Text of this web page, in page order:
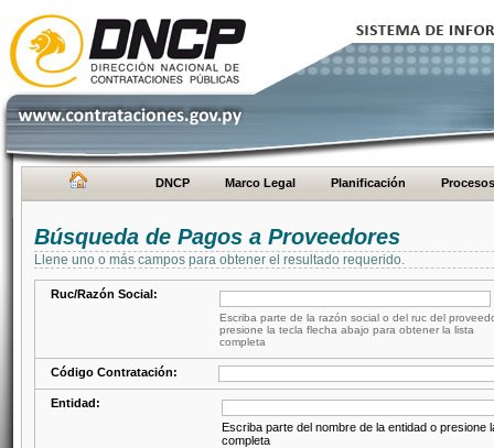
DNCP Marco Legal Planificación Procesos
Búsqueda de Pagos a Proveedores
Llene uno o más campos para obtener el resultado requerido.
Ruc/Razón Social:
Escriba parte de la razón social o del ruc del
presione la tecla flecha abajo para obtener la lista
completa
Código Contratación:
Entidad:
Escriba parte del nombre de la entidad o presione
completa